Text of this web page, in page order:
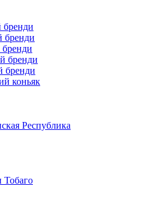
бренди
бренди
бренди
бренди
коньяк
Республика
Тобаго